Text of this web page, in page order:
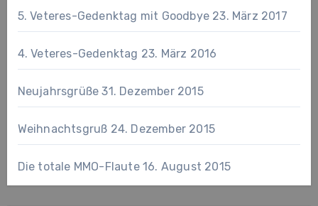
5. Veteres-Gedenktag mit Goodbye 23. März 2017
4. Veteres-Gedenktag 23. März 2016
Neujahrsgrüße 31. Dezember 2015
Weihnachtsgruß 24. Dezember 2015
Die totale MMO-Flaute 16. August 2015